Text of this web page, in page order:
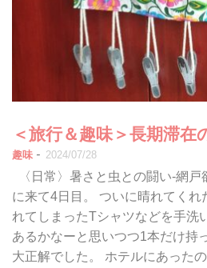
＜旅行＆趣味＞長期滞在
趣味 - 2024/07/28
〈日常〉暑さと虫との闘い-網
に来て4日目。 ついに晴れてく
れてしまったTシャツなどを手洗
あるかなーと思いつつ1本だけ持
大正解でした。 ホテルにあった